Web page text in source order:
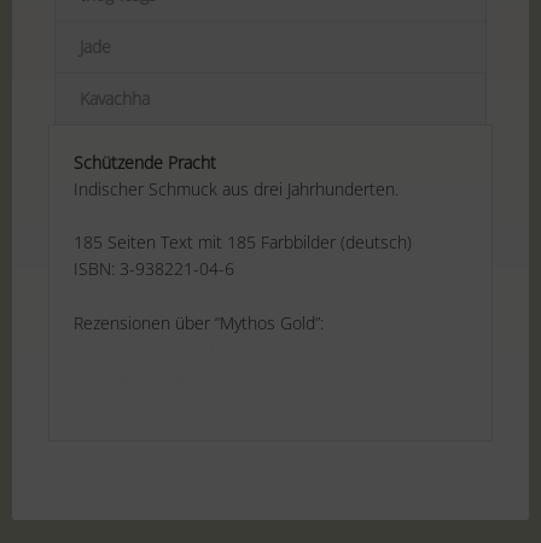
Jade
Kavachha
Schützende Pracht
Indischer Schmuck aus drei Jahrhunderten.
185 Seiten Text mit 185 Farbbilder (deutsch)
ISBN: 3-938221-04-6
Rezensionen über “Mythos Gold”: